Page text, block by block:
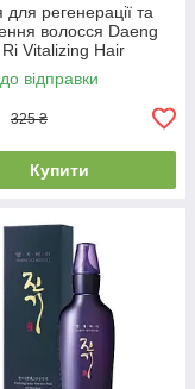
для регенерації та
волосся Daeng
Vitalizing Hair
100ml
відправки
325 ₴
Купити